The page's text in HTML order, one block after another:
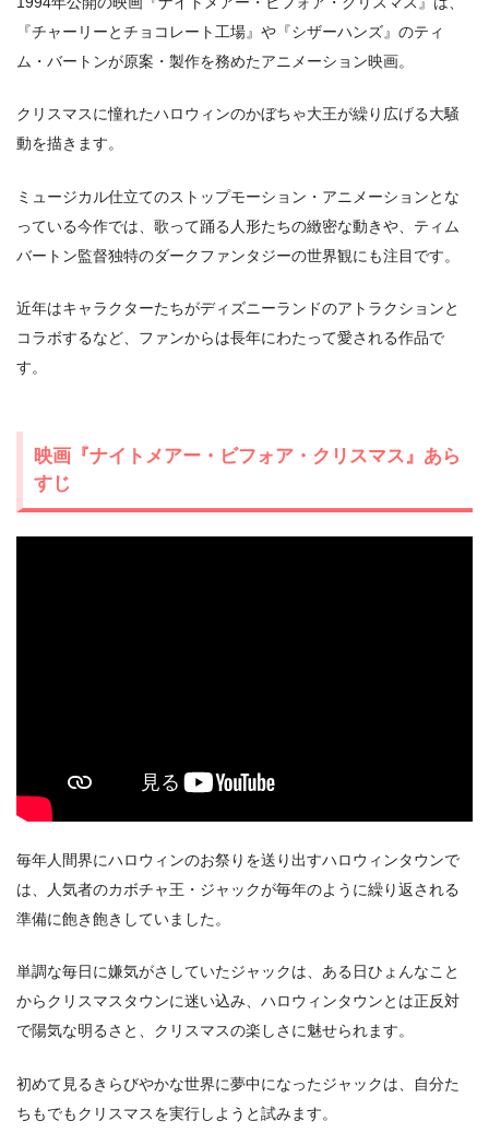
＼＼31日間無料!!お試し解約もOK／／
『チャーリーとチョコレート工場』や『シザーハンズ』のティ
ム・バートンが原案・製作を務めたアニメーション映画。
クリスマスに憧れたハロウィンのかぼちゃ大王が繰り広げる大騒
動を描きます。
ミュージカル仕立てのストップモーション・アニメーションとな
っている今作では、歌って踊る人形たちの緻密な動きや、ティム
バートン監督独特のダークファンタジーの世界観にも注目です。
近年はキャラクターたちがディズニーランドのアトラクションと
コラボするなど、ファンからは長年にわたって愛される作品で
す。
映画『ナイトメアー・ビフォア・クリスマス』あら
すじ
毎年人間界にハロウィンのお祭りを送り出すハロウィンタウンで
は、人気者のカボチャ王・ジャックが毎年のように繰り返される
準備に飽き飽きしていました。
単調な毎日に嫌気がさしていたジャックは、ある日ひょんなこと
からクリスマスタウンに迷い込み、ハロウィンタウンとは正反対
で陽気な明るさと、クリスマスの楽しさに魅せられます。
初めて見るきらびやかな世界に夢中になったジャックは、自分た
ちもでもクリスマスを実行しようと試みます。